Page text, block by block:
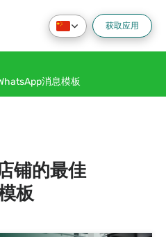
获取应用
消息模板
铺的最佳
板